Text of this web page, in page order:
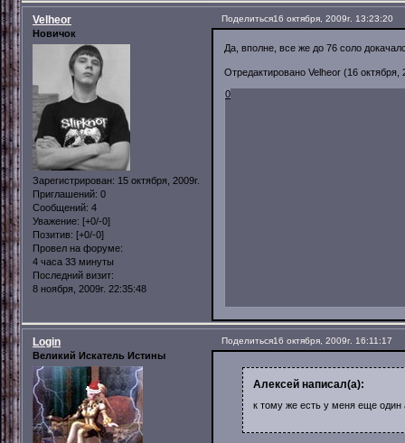
Поделиться16 октября, 2009г. 13:23:20
Velheor
Новичок
Зарегистрирован: 15 октября, 2009г.
Приглашений: 0
Сообщений: 4
Уважение: [+0/-0]
Позитив: [+0/-0]
Провел на форуме:
4 часа 33 минуты
Последний визит:
8 ноября, 2009г. 22:35:48
Да, вполне, все же до 76 соло
Отредактировано Velheor (16 октября,
0
Поделиться16 октября, 2009г. 16:11:17
Login
Великий Искатель Истины
Алексей написал(а):
к тому же есть у меня еще один